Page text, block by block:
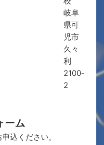
岐阜
県可
児市
久々
利
2100‐
2
ーム
込ください。